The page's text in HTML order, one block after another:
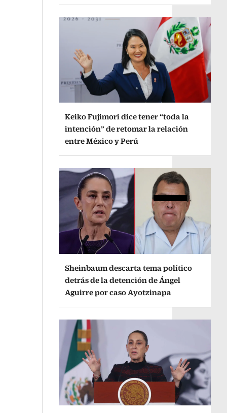
Keiko Fujimori dice tener “toda la
intención” de retomar la relación
entre México y Perú
Sheinbaum descarta tema político
detrás de la detención de Ángel
Aguirre por caso Ayotzinapa